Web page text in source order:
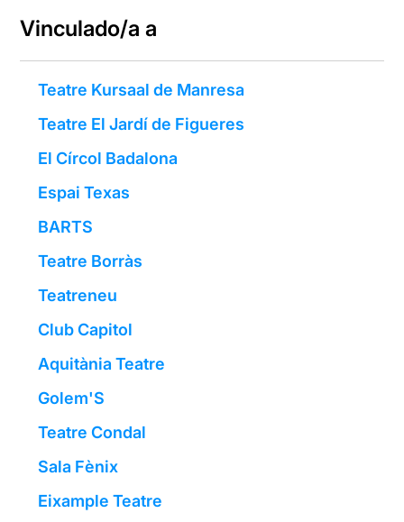
Vinculado/a a
Teatre Kursaal de Manresa
Teatre El Jardí de Figueres
El Círcol Badalona
Espai Texas
BARTS
Teatre Borràs
Teatreneu
Club Capitol
Aquitània Teatre
Golem'S
Teatre Condal
Sala Fènix
Eixample Teatre